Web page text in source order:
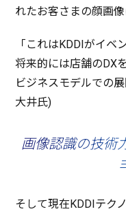
れたお客さまの顔画像
「これはKDDIがイベ
将来的には店舗のDXを
ビジネスモデルでの
大井氏)
画像認識の技術
そして現在KDDIテク